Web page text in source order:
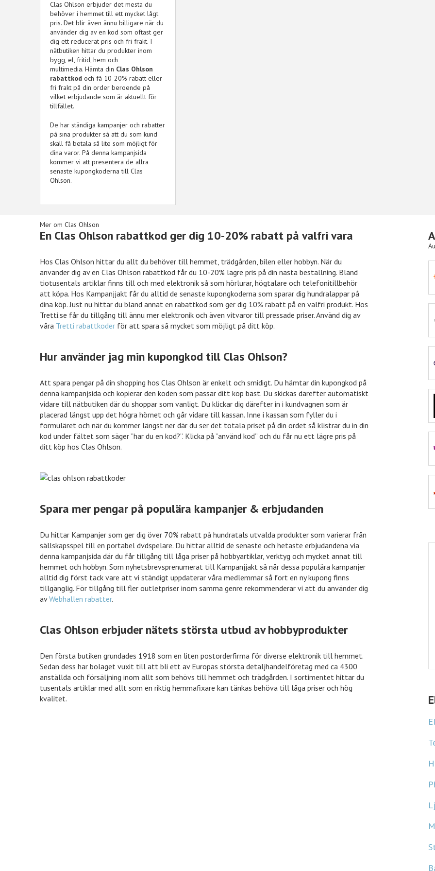
Clas Ohlson erbjuder det mesta du
behöver i hemmet till ett mycket lågt
pris. Det blir även ännu billigare när du
använder dig av en kod som oftast ger
dig ett reducerat pris och fri frakt. I
nätbutiken hittar du produkter inom
bygg, el, fritid, hem och
multimedia. Hämta din Clas Ohlson
rabattkod och få 10-20% rabatt eller
fri frakt på din order beroende på
vilket erbjudande som är aktuellt för
tillfället.
De har ständiga kampanjer och rabatter
på sina produkter så att du som kund
skall få betala så lite som möjligt för
dina varor. På denna kampanjsida
kommer vi att presentera de allra
senaste kupongkoderna till Clas
Ohlson.
Mer om Clas Ohlson
En Clas Ohlson rabattkod ger dig 10-20% rabatt på valfri vara
Hos Clas Ohlson hittar du allt du behöver till hemmet, trädgården, bilen eller hobbyn. När du
använder dig av en Clas Ohlson rabattkod får du 10-20% lägre pris på din nästa beställning. Bland
tiotusentals artiklar finns till och med elektronik så som hörlurar, högtalare och telefonitillbehör
att köpa. Hos Kampanjjakt får du alltid de senaste kupongkoderna som sparar dig hundralappar på
dina köp. Just nu hittar du bland annat en rabattkod som ger dig 10% rabatt på en valfri produkt. Hos
Tretti.se får du tillgång till ännu mer elektronik och även vitvaror till pressade priser. Använd dig av
våra Tretti rabattkoder för att spara så mycket som möjligt på ditt köp.
Hur använder jag min kupongkod till Clas Ohlson?
Att spara pengar på din shopping hos Clas Ohlson är enkelt och smidigt. Du hämtar din kupongkod på
denna kampanjsida och kopierar den koden som passar ditt köp bäst. Du skickas därefter automatiskt
vidare till nätbutiken där du shoppar som vanligt. Du klickar dig därefter in i kundvagnen som är
placerad längst upp det högra hörnet och går vidare till kassan. Inne i kassan som fyller du i
formuläret och när du kommer längst ner där du ser det totala priset på din ordet så klistrar du in din
kod under fältet som säger ”har du en kod?”. Klicka på ”använd kod” och du får nu ett lägre pris på
ditt köp hos Clas Ohlson.
Spara mer pengar på populära kampanjer & erbjudanden
Du hittar Kampanjer som ger dig över 70% rabatt på hundratals utvalda produkter som varierar från
sällskapsspel till en portabel dvdspelare. Du hittar alltid de senaste och hetaste erbjudandena via
denna kampanjsida där du får tillgång till låga priser på hobbyartiklar, verktyg och mycket annat till
hemmet och hobbyn. Som nyhetsbrevsprenumerat till Kampanjjakt så når dessa populära kampanjer
alltid dig först tack vare att vi ständigt uppdaterar våra medlemmar så fort en ny kupong finns
tillgänglig. För tillgång till fler outletpriser inom samma genre rekommenderar vi att du använder dig
avWebhallen rabatter.
Clas Ohlson erbjuder nätets största utbud av hobbyprodukter
Den första butiken grundades 1918 som en liten postorderfirma för diverse elektronik till hemmet.
Sedan dess har bolaget vuxit till att bli ett av Europas största detaljhandelföretag med ca 4300
anställda och försäljning inom allt som behövs till hemmet och trädgården. I sortimentet hittar du
tusentals artiklar med allt som en riktig hemmafixare kan tänkas behöva till låga priser och hög
kvalitet.
Önskefoto
Nelly
inkClub